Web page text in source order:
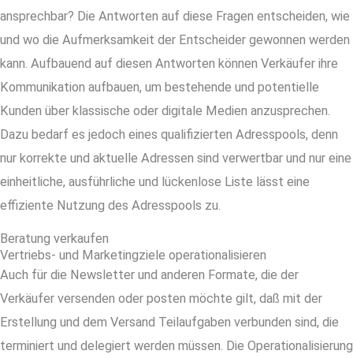
ansprechbar? Die Antworten auf diese Fragen entscheiden, wie
und wo die Aufmerksamkeit der Entscheider gewonnen werden
kann. Aufbauend auf diesen Antworten können Verkäufer ihre
Kommunikation aufbauen, um bestehende und potentielle
Kunden über klassische oder digitale Medien anzusprechen.
Dazu bedarf es jedoch eines qualifizierten Adresspools, denn
nur korrekte und aktuelle Adressen sind verwertbar und nur eine
einheitliche, ausführliche und lückenlose Liste lässt eine
effiziente Nutzung des Adresspools zu.
Beratung verkaufen
Vertriebs- und Marketingziele operationalisieren
Auch für die Newsletter und anderen Formate, die der
Verkäufer versenden oder posten möchte gilt, daß mit der
Erstellung und dem Versand Teilaufgaben verbunden sind, die
terminiert und delegiert werden müssen. Die Operationalisierung